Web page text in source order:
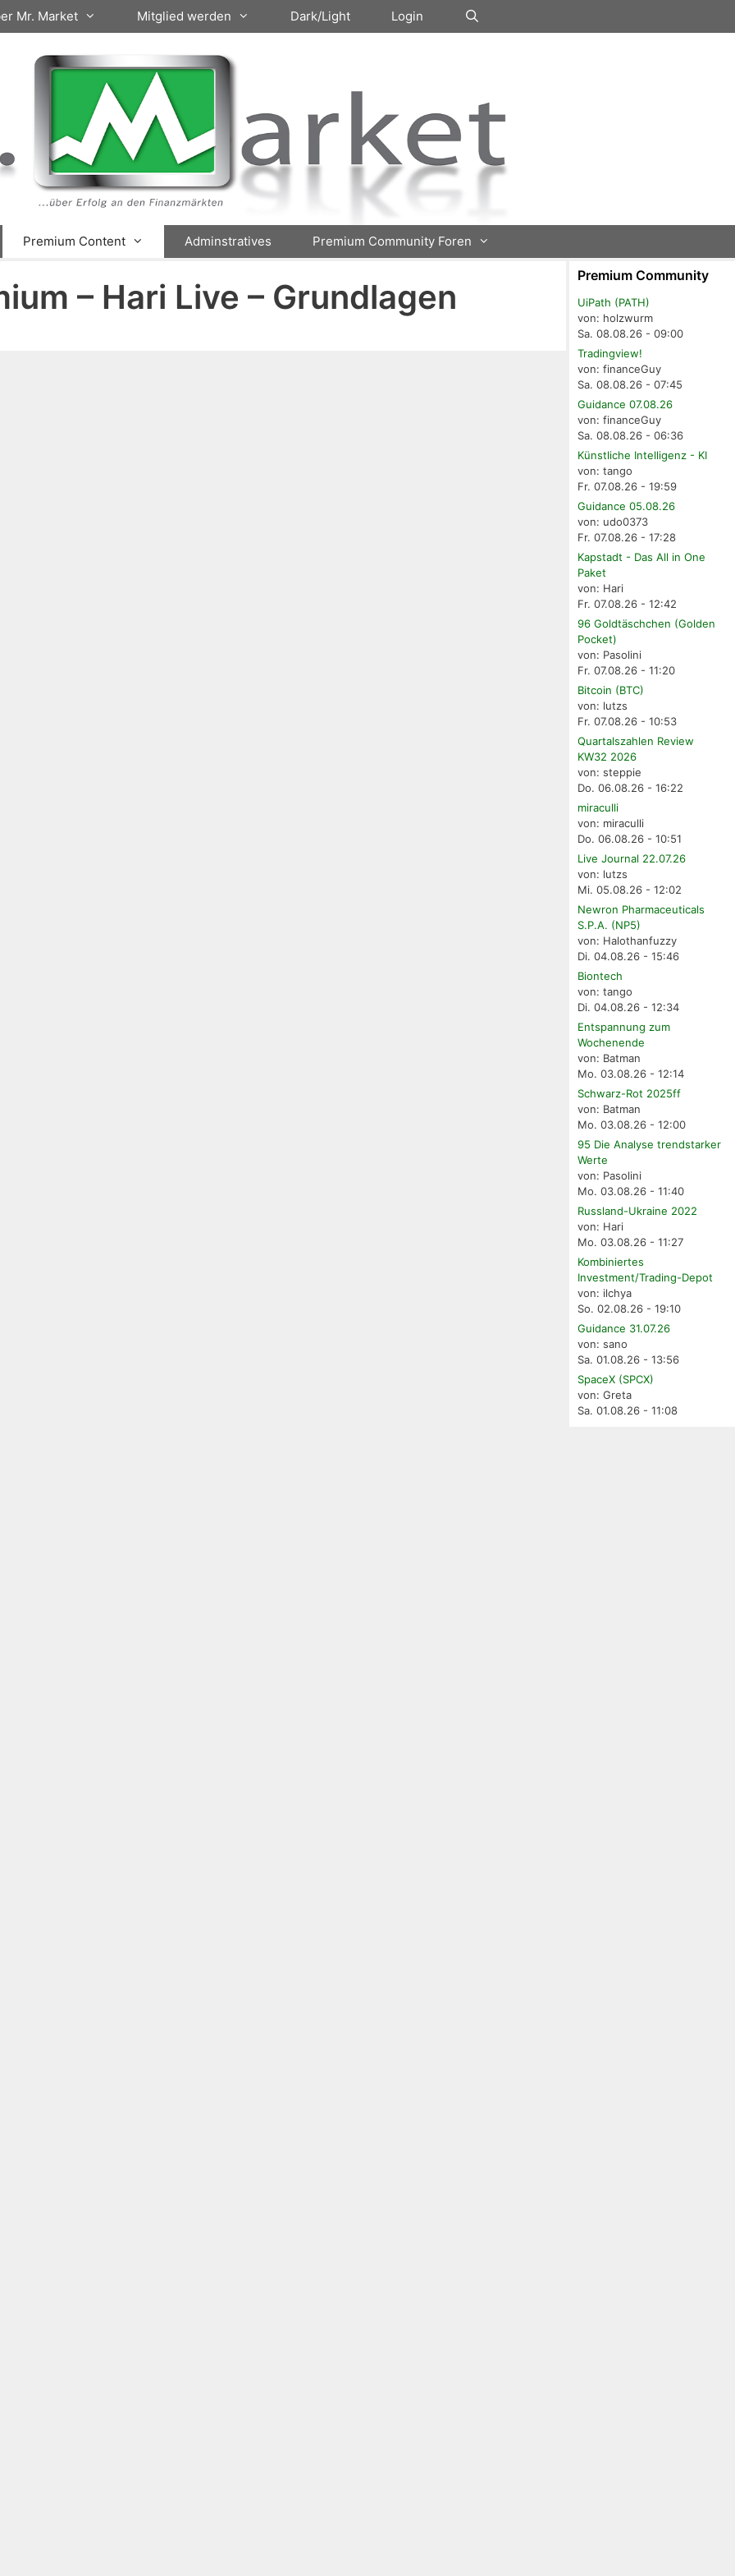
Mr. Market Mitglied werden Dark/Light Login
Premium Content Adminstratives Premium Community Foren
– Hari Live – Grundlagen
Premium Community
UiPath (PATH)
von: holzwurm
Sa. 08.08.26 - 09:00
Tradingview!
von: financeGuy
Sa. 08.08.26 - 07:45
Guidance 07.08.26
von: financeGuy
Sa. 08.08.26 - 06:36
Künstliche Intelligenz - KI
von: tango
Fr. 07.08.26 - 19:59
Guidance 05.08.26
von: udo0373
Fr. 07.08.26 - 17:28
Kapstadt - Das All in One
Paket
von: Hari
Fr. 07.08.26 - 12:42
96 Goldtäschchen (Golden
Pocket)
von: Pasolini
Fr. 07.08.26 - 11:20
Bitcoin (BTC)
von: lutzs
Fr. 07.08.26 - 10:53
Quartalszahlen Review
KW32 2026
von: steppie
Do. 06.08.26 - 16:22
miraculli
von: miraculli
Do. 06.08.26 - 10:51
Live Journal 22.07.26
von: lutzs
Mi. 05.08.26 - 12:02
Newron Pharmaceuticals
S.P.A. (NP5)
von: Halothanfuzzy
Di. 04.08.26 - 15:46
Biontech
von: tango
Di. 04.08.26 - 12:34
Entspannung zum
Wochenende
von: Batman
Mo. 03.08.26 - 12:14
Schwarz-Rot 2025ff
von: Batman
Mo. 03.08.26 - 12:00
95 Die Analyse trendstarker
Werte
von: Pasolini
Mo. 03.08.26 - 11:40
Russland-Ukraine 2022
von: Hari
Mo. 03.08.26 - 11:27
Kombiniertes
Investment/Trading-Depot
von: ilchya
So. 02.08.26 - 19:10
Guidance 31.07.26
von: sano
Sa. 01.08.26 - 13:56
SpaceX (SPCX)
von: Greta
Sa. 01.08.26 - 11:08